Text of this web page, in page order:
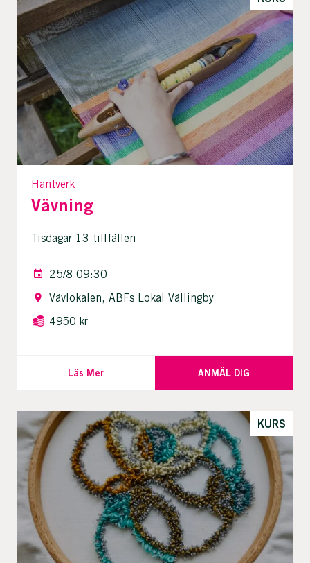
Hantverk
Vävning
Tisdagar 13 tillfällen
25/8 09:30
Vävlokalen, ABFs Lokal Vällingby
4950 kr
Läs Mer ANMÄL DIG
KURS